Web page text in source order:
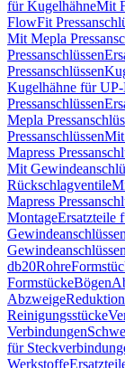
für KugelhähneMit
FlowFit
Mit Mepla
Pressanschlüssen
Pressanschlüssen
Kugelhähne für
Pressanschlüssen
Mepla
PressanschlüssenMit
Mapress
Mit
Rückschlagventile
Mapress
MontageErsatzteile
Gewindeanschlüssen
Gewindeanschlüssen
db20Rohre
FormstückeBögen
Abzweige
Reinigungsstücke
Verbindungen
für
Werkstoffe